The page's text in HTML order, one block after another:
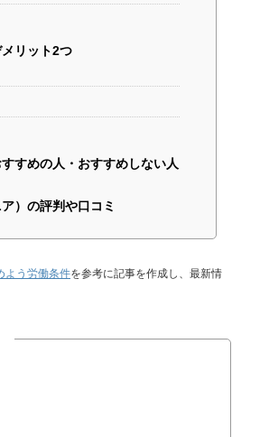
リット2つ
すめの人・おすすめしない人
）の評判や口コミ
よう労働条件を参考に記事を作成し、最新情